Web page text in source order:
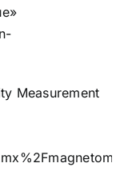
Measurement